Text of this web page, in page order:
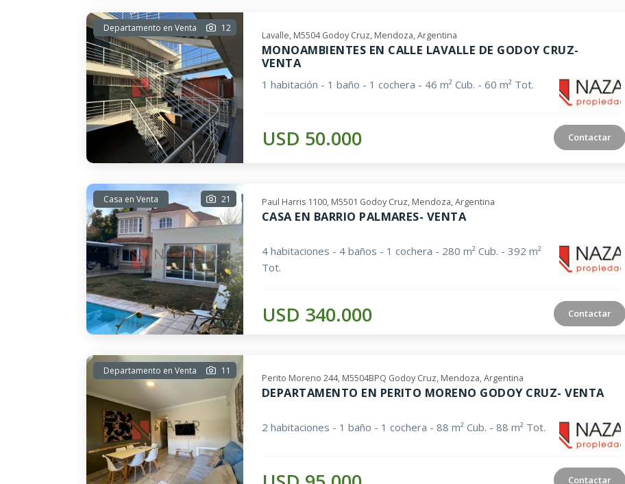
Departamento en Venta 12
Lavalle, M5504 Godoy Cruz, Mendoza, Argentina
MONOAMBIENTES EN CALLE LAVALLE DE GODOY CRUZ-
VENTA
1 habitación - 1 baño - 1 cochera - 46 m² Cub. - 60 m² Tot.
USD 50.000 Contactar
Casa en Venta 21 Paul Harris 1100, M5501 Godoy Cruz, Mendoza, Argentina
CASA EN BARRIO PALMARES- VENTA
4 habitaciones - 4 baños - 1 cochera - 280 m² Cub. - 392 m²
Tot.
USD 340.000 Contactar
Departamento en Venta 11
Perito Moreno 244, M5504BPQ Godoy Cruz, Mendoza, Argentina
DEPARTAMENTO EN PERITO MORENO GODOY CRUZ- VENTA
2 habitaciones - 1 baño - 1 cochera - 88 m² Cub. - 88 m² Tot.
Contactar